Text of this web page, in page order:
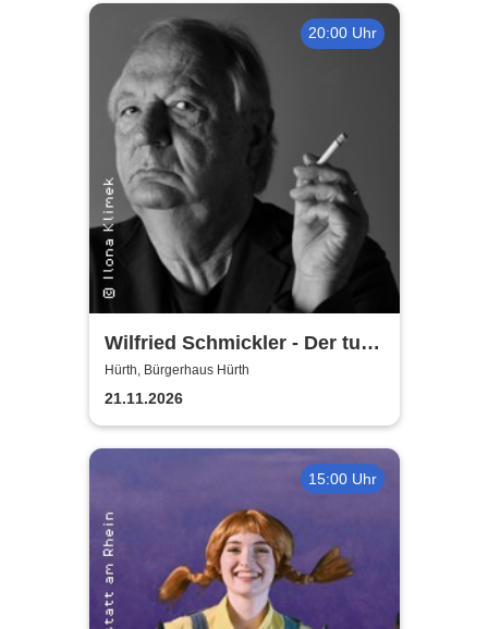
20:00 Uhr
Wilfried Schmickler - Der tut's
noch
Hürth, Bürgerhaus Hürth
21.11.2026
15:00 Uhr